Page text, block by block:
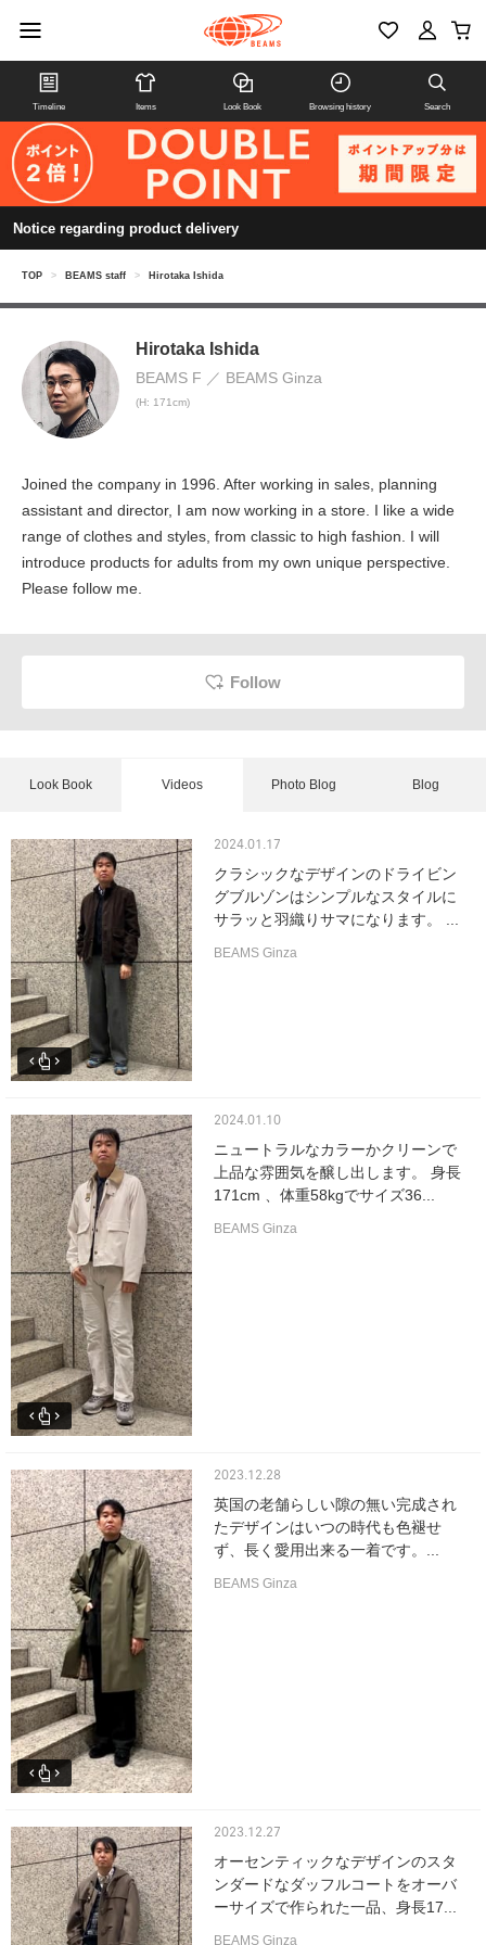
Timeline Items Look Book Browsing history Search
Notice regarding product delivery
TOP > BEAMS staff > Hirotaka Ishida
Hirotaka Ishida
BEAMS F BEAMS Ginza
(H: 171cm)
Joined the company in 1996. After working in sales, planning
assistant and director, I am now working in a store. I like a wide
range of clothes and styles, from classic to high fashion. I will
introduce products for adults from my own unique perspective.
Please follow me.
Follow
Look Book Videos Photo Blog Blog
2024.01.17
クラシックなデザインのドライビン
グブルゾンはシンプルなスタイルに
サラッと羽織りサマになります。 ...
BEAMS Ginza
2024.01.10
ニュートラルなカラーかクリーンで
上品な雰囲気を醸し出します。 身長
171cm 、体重58kgでサイズ36...
BEAMS Ginza
2023.12.28
英国の老舗らしい隙の無い完成され
たデザインはいつの時代も色褪せ
ず、長く愛用出来る一着です。...
BEAMS Ginza
2023.12.27
オーセンティックなデザインのスタ
ンダードなダッフルコートをオーバ
ーサイズで作られた一品、身長17...
BEAMS Ginza